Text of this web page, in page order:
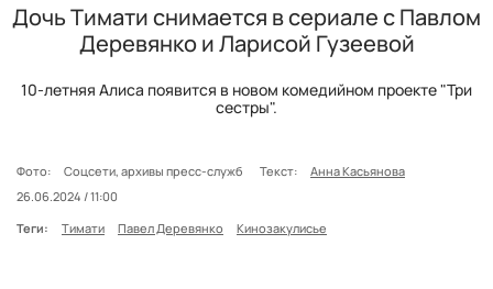
Дочь Тимати снимается в сериале с Павлом
Деревянко и Ларисой Гузеевой
10-летняя Алиса появится в новом комедийном проекте "Три
сестры".
Фото: Соцсети, архивы пресс-служб Текст:
Анна Касьянова
26.06.2024 / 11:00
Теги:
Тимати Павел Деревянко Кинозакулисье